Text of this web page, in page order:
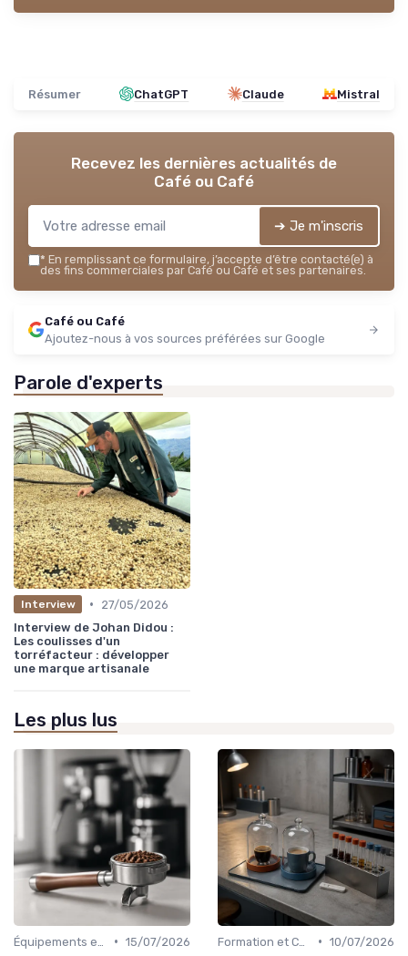
Résumer ChatGPT Claude Mistral
Recevez les dernières actualités de
Café ou Café
➔ Je m'inscris
* En remplissant ce formulaire, j’accepte d’être contacté(e) à
des fins commerciales par Café ou Café et ses partenaires.
Café ou Café
Ajoutez-nous à vos sources préférées sur Google
Parole d'experts
Interview •
27/05/2026
Interview de Johan Didou :
Les coulisses d'un
torréfacteur : développer
une marque artisanale
Les plus lus
• 15/07/2026
• 10/07/2026